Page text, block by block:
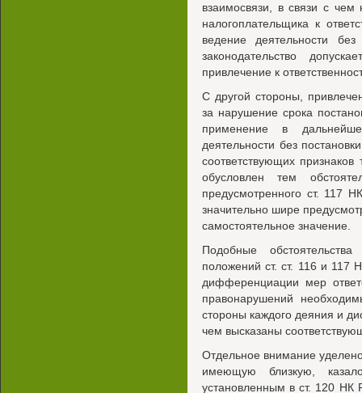
взаимосвязи, в связи с чем
налогоплательщика к
ведение деятельности
законодательство
привлечение к
С другой стороны,
за нарушение срока
применение в
деятельности без
соответствующих
обусловлен тем
предусмотренного ст. 117
значительно шире
самостоятельное значение.
Подобные обстоятельства
положений ст. ст. 116 и 117
дифференциации мер
правонарушений
стороны каждого деяния и
чем высказаны
Отдельное внимание
имеющую близкую,
установленным в ст. 120